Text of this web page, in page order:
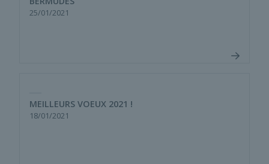
25/01/2021
MEILLEURS VOEUX 2021 !
18/01/2021